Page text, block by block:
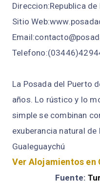
Direccion:Republica
Sitio
La Posada del Puerto
años. Lo rústico y lo
simple se combinan
exuberancia natural de
Gualeguaychú
Ver Alojamientos en
Fuente: